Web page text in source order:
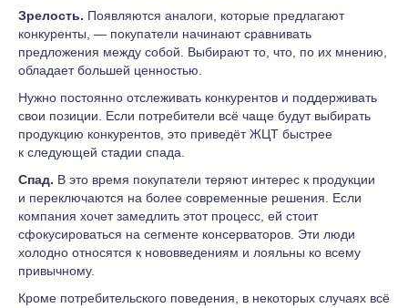
Зрелость. Появляются аналоги, которые предлагают
конкуренты, — покупатели начинают сравнивать
предложения между собой. Выбирают то, что, по их мнению,
обладает большей ценностью.
Нужно постоянно отслеживать конкурентов и поддерживать
свои позиции. Если потребители всё чаще будут выбирать
продукцию конкурентов, это приведёт ЖЦТ быстрее
к следующей стадии спада.
Спад. В это время покупатели теряют интерес к продукции
и переключаются на более современные решения. Если
компания хочет замедлить этот процесс, ей стоит
сфокусироваться на сегменте консерваторов. Эти люди
холодно относятся к нововведениям и лояльны ко всему
привычному.
Кроме потребительского поведения, в некоторых случаях всё